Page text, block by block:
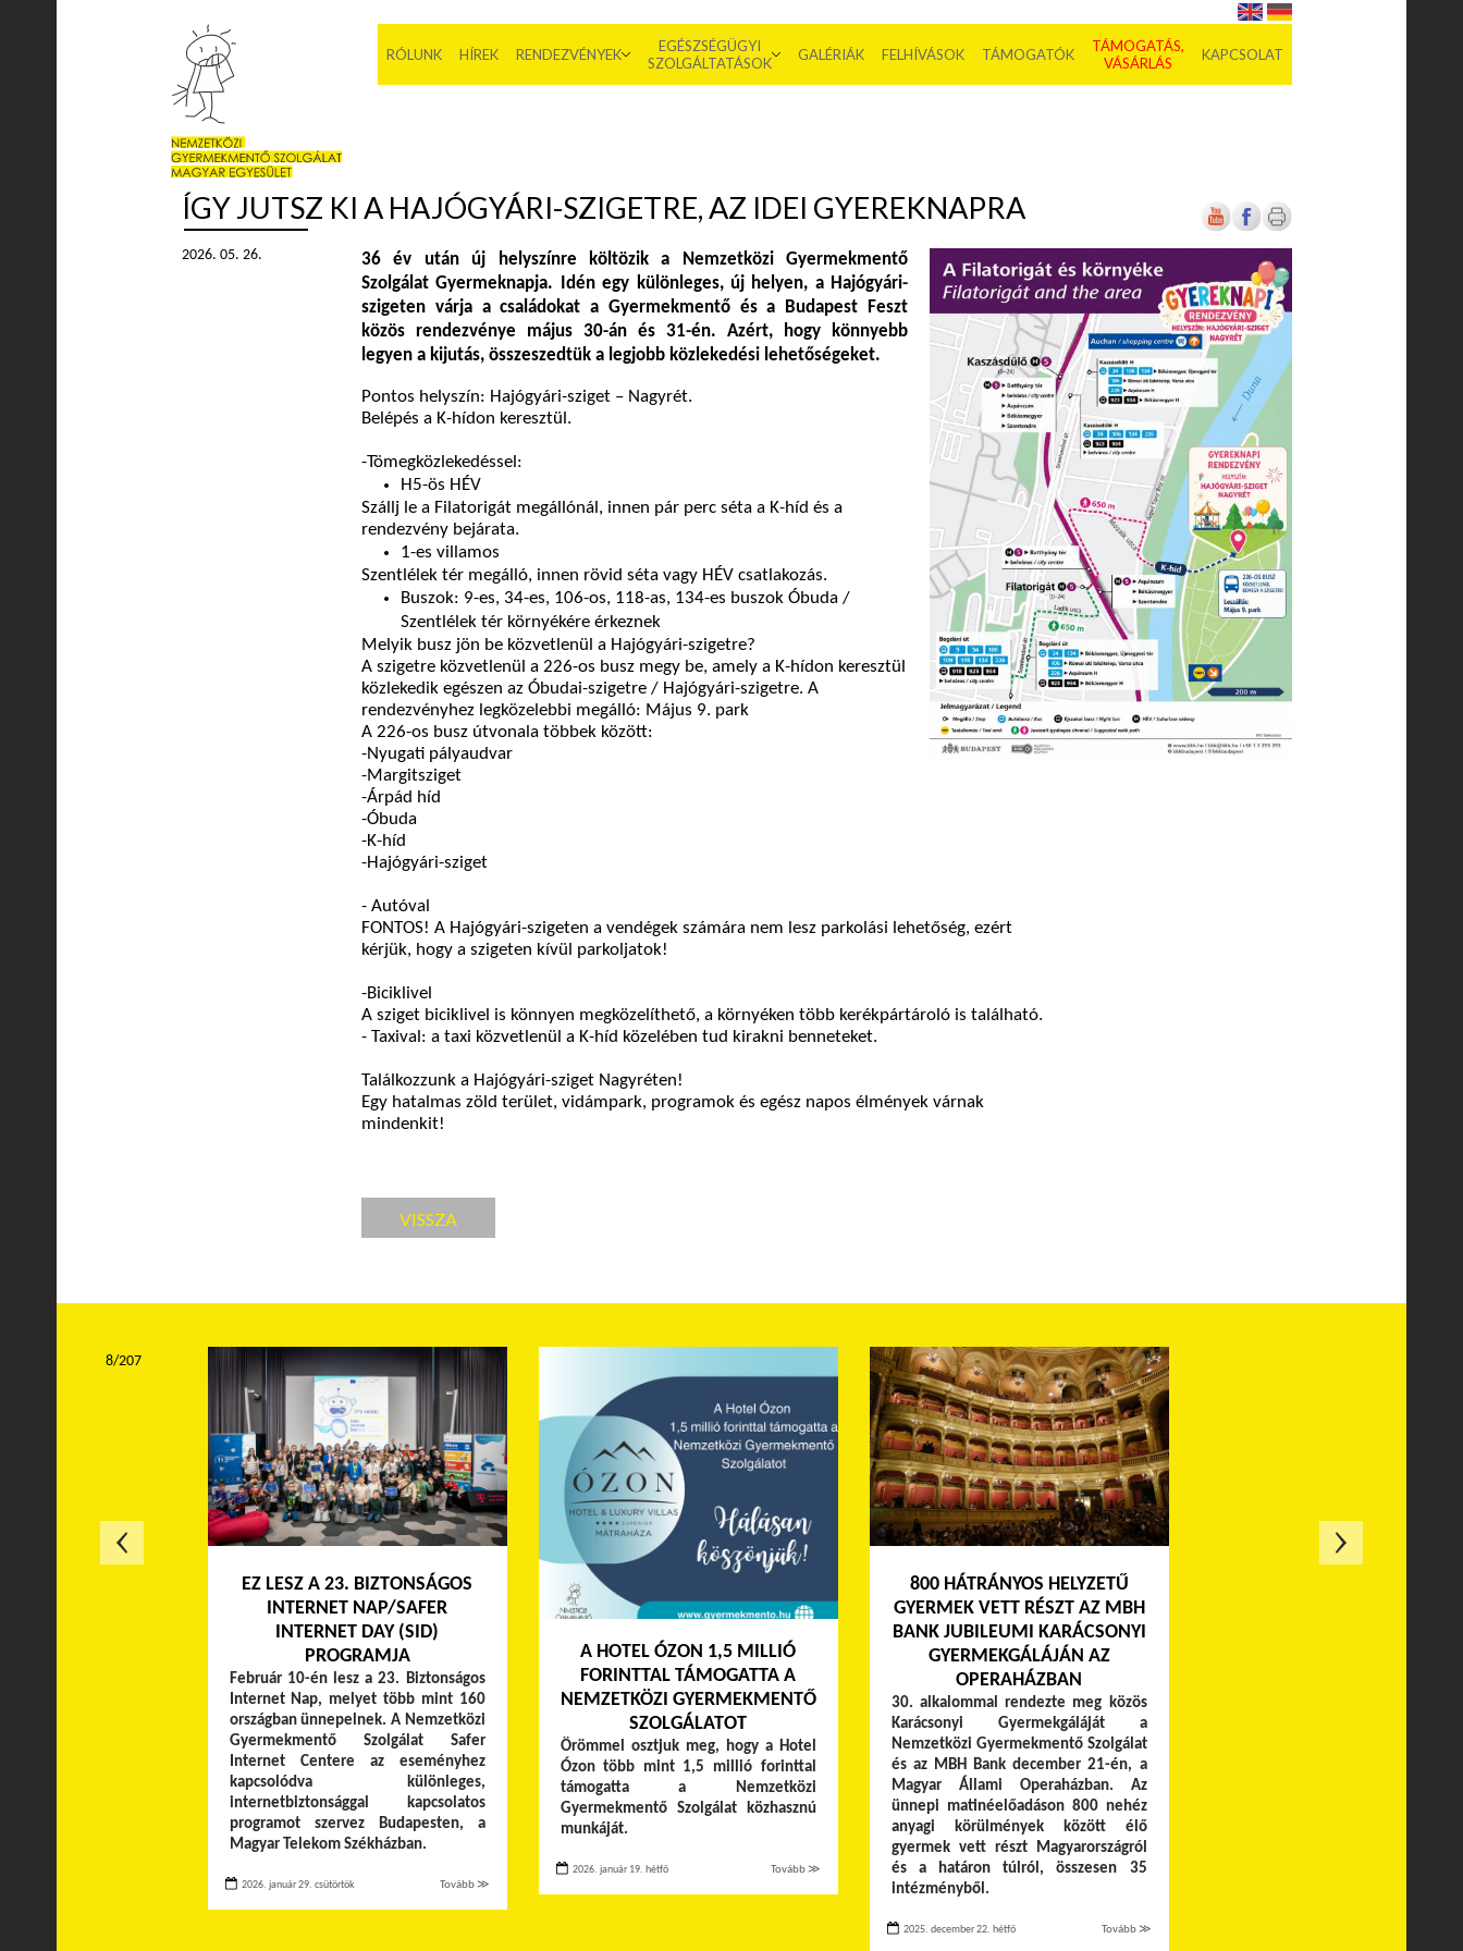
RÓLUNK HÍREK RENDEZVÉNYEK
EGÉSZSÉGÜGYI
SZOLGÁLTATÁSOK
GALÉRIÁK FELHÍVÁSOK TÁMOGATÓK
TÁMOGATÁS,
VÁSÁRLÁS
KAPCSOLAT
ÍGY JUTSZ KI A HAJÓGYÁRI-SZIGETRE, AZ IDEI GYEREKNAPRA
2026. 05. 26.
36 év után új helyszínre költözik a Nemzetközi Gyermekmentő
Szolgálat Gyermeknapja. Idén egy különleges, új helyen, a Hajógyári-
szigeten várja a családokat a Gyermekmentő és a Budapest Feszt
közös rendezvénye május 30-án és 31-én. Azért, hogy könnyebb
legyen a kijutás, összeszedtük a legjobb közlekedési lehetőségeket.
Pontos helyszín: Hajógyári-sziget – Nagyrét.
Belépés a K-hídon keresztül.
-Tömegközlekedéssel:
H5-ös HÉV
Szállj le a Filatorigát megállónál, innen pár perc séta a K-híd és a
rendezvény bejárata.
1-es villamos
Szentlélek tér megálló, innen rövid séta vagy HÉV csatlakozás.
Buszok: 9-es, 34-es, 106-os, 118-as, 134-es buszok Óbuda /
Szentlélek tér környékére érkeznek
Melyik busz jön be közvetlenül a Hajógyári-szigetre?
A szigetre közvetlenül a 226-os busz megy be, amely a K-hídon keresztül
közlekedik egészen az Óbudai-szigetre / Hajógyári-szigetre. A
rendezvényhez legközelebbi megálló: Május 9. park
A 226-os busz útvonala többek között:
-Nyugati pályaudvar
-Margitsziget
-Árpád híd
-Óbuda
-K-híd
-Hajógyári-sziget
- Autóval
FONTOS! A Hajógyári-szigeten a vendégek számára nem lesz parkolási lehetőség, ezért
kérjük, hogy a szigeten kívül parkoljatok!
-Biciklivel
A sziget biciklivel is könnyen megközelíthető, a környéken több kerékpártároló is található.
- Taxival: a taxi közvetlenül a K-híd közelében tud kirakni benneteket.
Találkozzunk a Hajógyári-sziget Nagyréten!
Egy hatalmas zöld terület, vidámpark, programok és egész napos élmények várnak
mindenkit!
VISSZA
EZ LESZ A 23. BIZTONSÁGOS
INTERNET NAP/SAFER
INTERNET DAY (SID)
PROGRAMJA
Február 10-én lesz a 23. Biztonságos
Internet Nap, melyet több mint 160
országban ünnepelnek. A Nemzetközi
Gyermekmentő Szolgálat Safer
Internet Centere az eseményhez
kapcsolódva különleges,
internetbiztonsággal kapcsolatos
programot szervez Budapesten, a
Magyar Telekom Székházban.
2026. január 29. csütörtök Tovább ≫
A HOTEL ÓZON 1,5 MILLIÓ
FORINTTAL TÁMOGATTA A
NEMZETKÖZI GYERMEKMENTŐ
SZOLGÁLATOT
Örömmel osztjuk meg, hogy a Hotel
Ózon több mint 1,5 millió forinttal
támogatta a Nemzetközi
Gyermekmentő Szolgálat közhasznú
munkáját.
2026. január 19. hétfő Tovább ≫
800 HÁTRÁNYOS HELYZETŰ
GYERMEK VETT RÉSZT AZ MBH
BANK JUBILEUMI KARÁCSONYI
GYERMEKGÁLÁJÁN AZ
OPERAHÁZBAN
30. alkalommal rendezte meg közös
Karácsonyi Gyermekgáláját a
Nemzetközi Gyermekmentő Szolgálat
és az MBH Bank december 21-én, a
Magyar Állami Operaházban. Az
ünnepi matinéelőadáson 800 nehéz
anyagi körülmények között élő
gyermek vett részt Magyarországról
és a határon túlról, összesen 35
intézményből.
2025. december 22. hétfő Tovább ≫
8/207